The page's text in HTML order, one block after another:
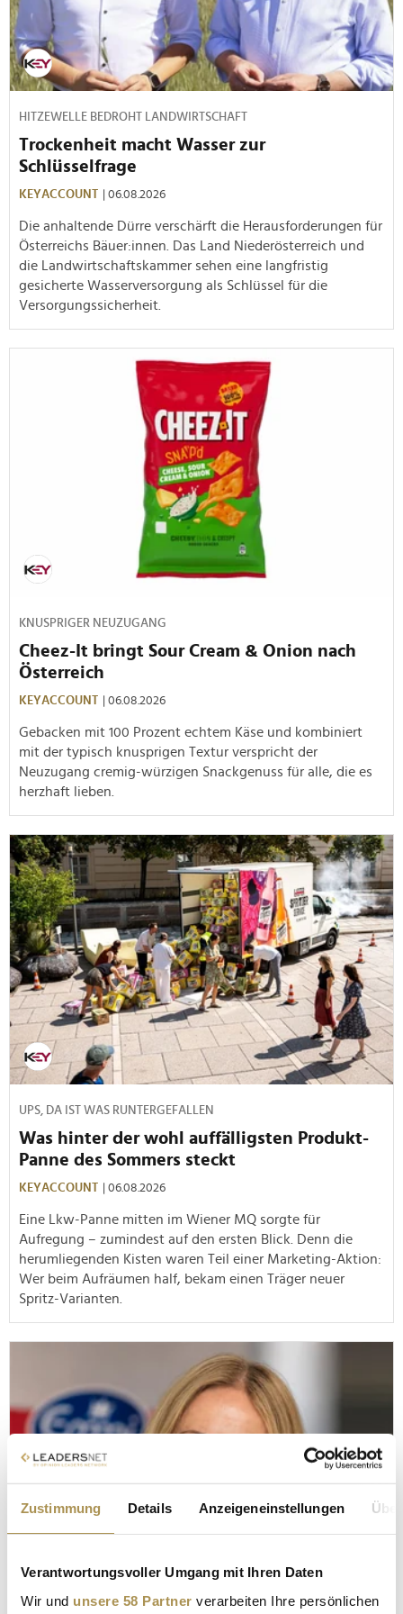
Zustimmung Details Anzeigeneinstellungen
Verantwortungsvoller Umgang mit Ihren Daten
Wir und unsere 58 Partner verarbeiten Ihre persönlichen
HITZEWELLE BEDROHT LANDWIRTSCHAFT
Trockenheit macht Wasser zur
Schlüsselfrage
KEYACCOUNT | 06.08.2026
Die anhaltende Dürre verschärft die Herausforderungen für
Österreichs Bäuer:innen. Das Land Niederösterreich und
die Landwirtschaftskammer sehen eine langfristig
gesicherte Wasserversorgung als Schlüssel für die
Versorgungssicherheit.
KNUSPRIGER NEUZUGANG
Cheez-It bringt Sour Cream & Onion nach
Österreich
KEYACCOUNT | 06.08.2026
Gebacken mit 100 Prozent echtem Käse und kombiniert
mit der typisch knusprigen Textur verspricht der
Neuzugang cremig-würzigen Snackgenuss für alle, die es
herzhaft lieben.
UPS, DA IST WAS RUNTERGEFALLEN
Was hinter der wohl auffälligsten Produkt-
Panne des Sommers steckt
KEYACCOUNT | 06.08.2026
Eine Lkw-Panne mitten im Wiener MQ sorgte für
Aufregung – zumindest auf den ersten Blick. Denn die
herumliegenden Kisten waren Teil einer Marketing-Aktion:
Wer beim Aufräumen half, bekam einen Träger neuer
Spritz-Varianten.